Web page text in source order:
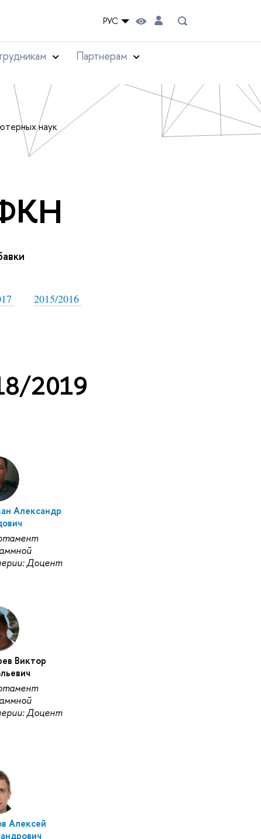
РУС
Партнерам
наук
2015/2016
2019
Александр
Доцент
Виктор
Доцент
Алексей